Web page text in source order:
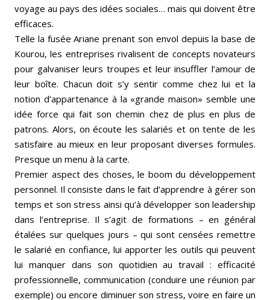
voyage au pays des idées sociales… mais qui doivent être
efficaces.
Telle la fusée Ariane prenant son envol depuis la base de
Kourou, les entreprises rivalisent de concepts novateurs
pour galvaniser leurs troupes et leur insuffler l’amour de
leur boîte. Chacun doit s’y sentir comme chez lui et la
notion d’appartenance à la «grande maison» semble une
idée force qui fait son chemin chez de plus en plus de
patrons. Alors, on écoute les salariés et on tente de les
satisfaire au mieux en leur proposant diverses formules.
Presque un menu à la carte.
Premier aspect des choses, le boom du développement
personnel. Il consiste dans le fait d’apprendre à gérer son
temps et son stress ainsi qu’à développer son leadership
dans l’entreprise. Il s’agit de formations – en général
étalées sur quelques jours – qui sont censées remettre
le salarié en confiance, lui apporter les outils qui peuvent
lui manquer dans son quotidien au travail : efficacité
professionnelle, communication (conduire une réunion par
exemple) ou encore diminuer son stress, voire en faire un